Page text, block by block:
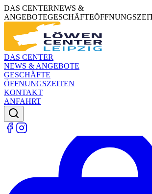
DAS CENTERNEWS &
ANGEBOTEGESCHÄFTE
DAS CENTER
NEWS & ANGEBOTE
GESCHÄFTE
ÖFFNUNGSZEITEN
KONTAKT
ANFAHRT